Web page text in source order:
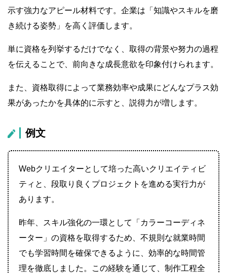
示す強力なアピール材料です。企業は「知識やスキルを磨
き続ける姿勢」を高く評価します。
単に資格を列挙するだけでなく、取得の背景や努力の過程
を伝えることで、前向きな成長意欲を印象付けられます。
また、資格取得によって業務効率や成果にどんなプラス効
果があったかを具体的に示すと、説得力が増します。
例文
Webクリエイターとして培った高いクリエイティビ
ティと、段取り良くプロジェクトを進める実行力が
あります。
昨年、スキル強化の一環として「カラーコーディネ
ーター」の資格を取得するため、不規則な就業時間
でも学習時間を確保できるように、効率的な時間管
理を徹底しました。この経験を通じて、制作工程全